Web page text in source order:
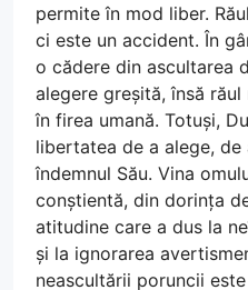
permite în mod liber.
ci este un accident. În
o cădere din ascultarea
alegere greșită, însă
în firea umană. Totuși,
libertatea de a alege, de
îndemnul Său. Vina
conștientă, din dorința
atitudine care a dus la
și la ignorarea
neascultării poruncii